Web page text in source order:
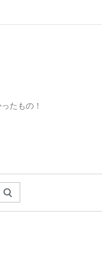
たもの！